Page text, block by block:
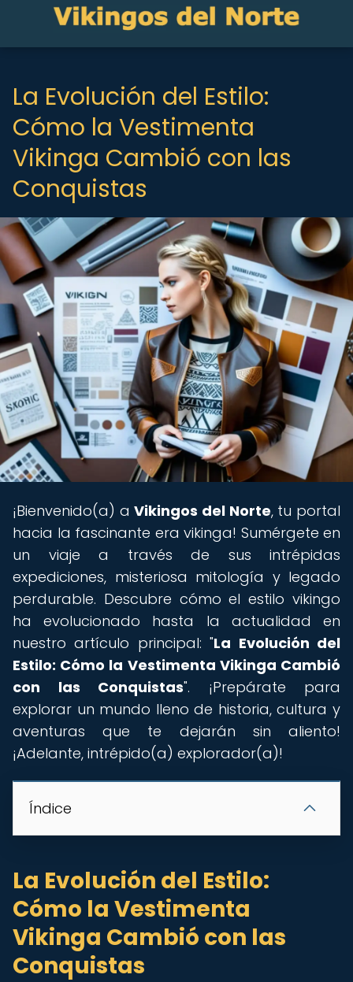
La Evolución del Estilo:
Cómo la Vestimenta
Vikinga Cambió con las
Conquistas
¡Bienvenido(a) aVikingos del Norte, tu portal
hacia la fascinante era vikinga! Sumérgete en
un viaje a través de sus intrépidas
expediciones, misteriosa mitología y legado
perdurable. Descubre cómo el estilo vikingo
ha evolucionado hasta la actualidad en
nuestro artículo principal: "La Evolución del
Estilo: Cómo la Vestimenta Vikinga Cambió
con las Conquistas". ¡Prepárate para
explorar un mundo lleno de historia, cultura y
aventuras que te dejarán sin aliento!
¡Adelante, intrépido(a) explorador(a)! ️
Índice
La Evolución del Estilo:
Cómo la Vestimenta
Vikinga Cambió con las
Conquistas